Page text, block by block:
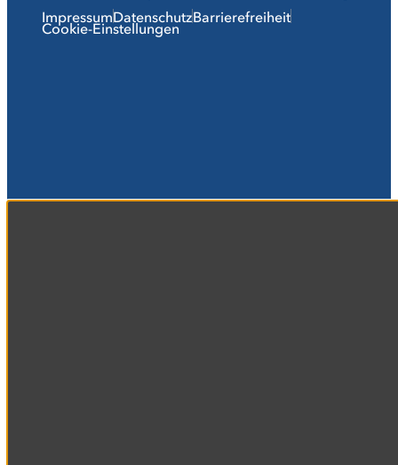
ImpressumDatenschutzBarrierefreiheit
Cookie-Einstellungen